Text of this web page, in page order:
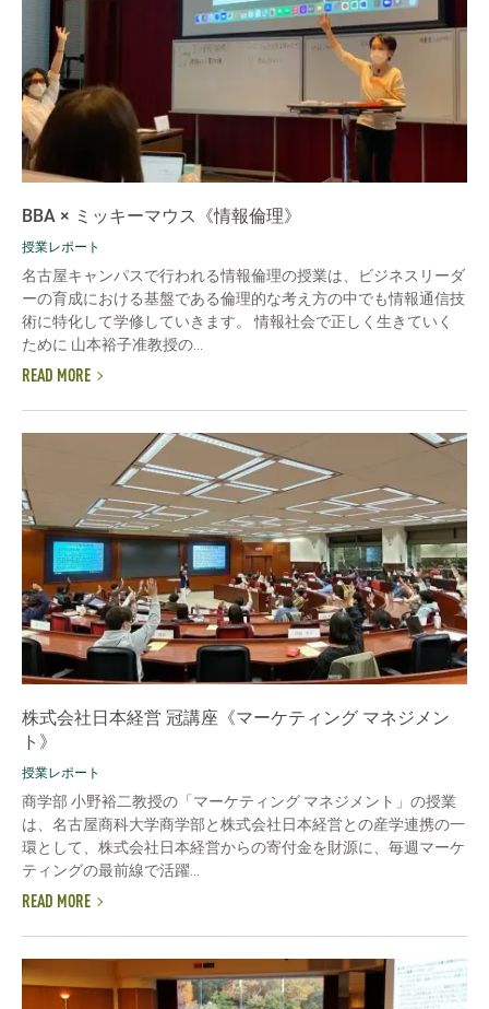
BBA × ミッキーマウス《情報倫理》
授業レポート
名古屋キャンパスで行われる情報倫理の授業は、ビジネスリーダ
ーの育成における基盤である倫理的な考え方の中でも情報通信技
術に特化して学修していきます。 情報社会で正しく生きていく
ために 山本裕子准教授の...
READ MORE
株式会社日本経営 冠講座《マーケティング マネジメン
ト》
授業レポート
商学部 小野裕二教授の「マーケティング マネジメント」の授業
は、名古屋商科大学商学部と株式会社日本経営との産学連携の一
環として、株式会社日本経営からの寄付金を財源に、毎週マーケ
ティングの最前線で活躍...
READ MORE